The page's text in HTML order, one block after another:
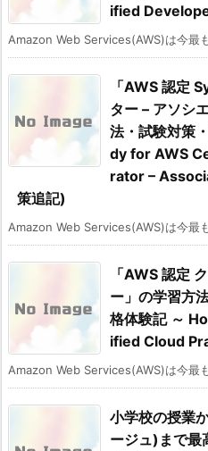
ified
Amazon Web Services(AWS)は今最
「AWS 認定
ター – アソシ
法・試験対策
dy for AWS
rator –
策追記)
Amazon Web Services(AWS)は今最
「AWS 認定
ー」の学習方
格体験記 ～
ified Cloud
Amazon Web Services(AWS)は今最
小学校の授業
ージュ)まで最